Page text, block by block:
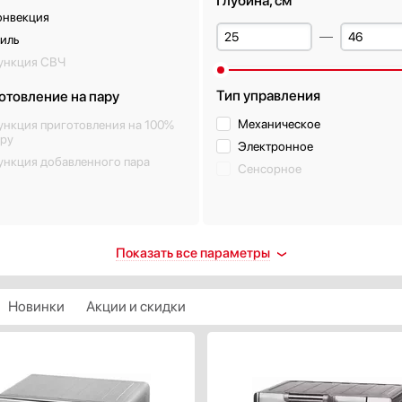
СВЧ
на пару
приготовления на 100%
добавленного пара
Тип управления
Механическое
Электронное
Сенсорное
Класс энергопотребления
A
Показать все параметры
Новинки Акции и скидки